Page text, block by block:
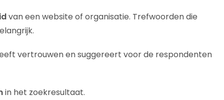
van een website of organisatie. Trefwoorden die
vertrouwen en suggereert voor de respondenten
in het zoekresultaat.